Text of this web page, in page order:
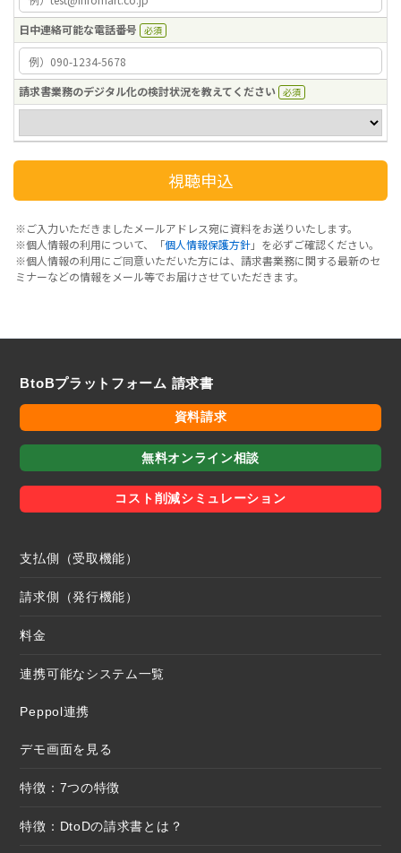
BtoBプラットフォーム 請求書
資料請求
無料オンライン相談
コスト削減シミュレーション
支払側（受取機能）
請求側（発行機能）
料金
連携可能なシステム一覧
Peppol連携
デモ画面を見る
特徴：7つの特徴
特徴：DtoDの請求書とは？